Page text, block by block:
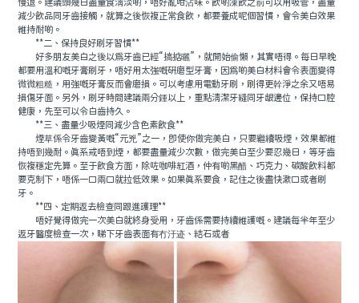
慢退。建議頭幾日盡量食清淡啲，唔好亂咁沾味。飲啲凍飲之前可以用吸管，盡量
減少飲品同牙齒接觸，就算之後恢複正常食飲，都要養成呢個習慣，會令美白效果
維持耐啲。
**二、保持良好刷牙習慣**
好多朋友美白之後以爲牙齒已經“搞掂曬”，就開始偷懶，其實唔得。每日早晚
都要用溫和嘅牙膏刷牙，唔好用太強嘅研磨型牙膏，因爲啲美白材料會令表面變得
微微粗糙，用強嘅牙膏反而會磨損。可以考慮用電動牙刷，刷得更幹淨之余又唔易
損傷牙面。另外，刷牙時間建議兩分鍾以上，重點清潔牙縫同牙龈邊位，保持口腔
健康，先至可以令白齒持久。
**三、盡量少吸煙同減少含色素飲食**
煙草係令牙齒變黃嘅“元兇”之一，即使你做完美白，只要繼續吸煙，效果都維
持唔到幾耐。真系戒唔到煙，都要盡量減少次數，做完美白至少要忍幾日，等牙齒
恢複穩定先算。至于飲食方面，除咗咖啡紅酒，仲有啲黑醋、巧克力、碳酸飲料都
要克制下，唔係一口兩口就拉低效果。如果真系要食，記住之後盡快漱口或者刷
牙。
**四、定期返去檢查同跟進護理**
唔好覺得做完一次美白就終身受用，牙齒係需要持續維護嘅。建議每半年至少
返牙醫度檢查一次，睇下牙齒表面有冇汙迹、結石或者